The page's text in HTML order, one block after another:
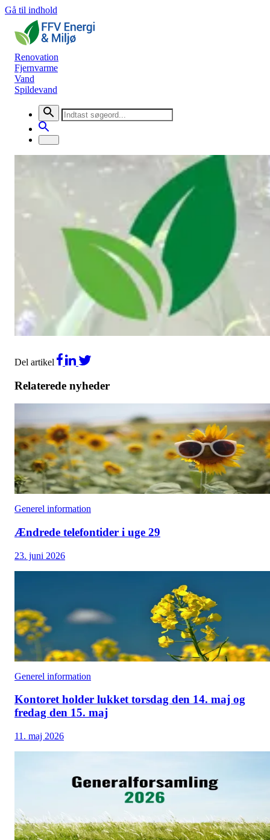
Gå til indhold
Renovation
Fjernvarme
Vand
Spildevand
Nyheder
Generel information
1. oktober 2025
Opdateret d. 21. oktober 2025. Opstillingsperioden til
bestyrelsesmedlem til henholdsvis FFV Renovation A/S, FFV
Varme A/S, FFV Vand A/S og FFV Spildevand A/S er i gang.
Har det din interesse kan du holde dig orienteret her på
og evt. stille op i perioden fra den 21. oktober til den 21.
Læs mere her:
Del artikel
Relaterede nyheder
Generel information
Ændrede telefontider i uge 29
23. juni 2026
Generel information
Kontoret holder lukket torsdag den 14. maj og
fredag den 15. maj
11. maj 2026